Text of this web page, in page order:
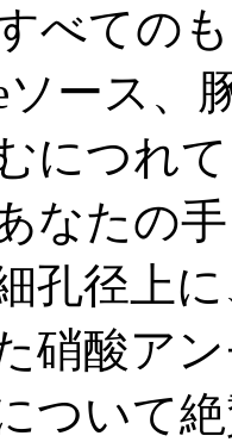
べての
ソース
につれ
なたの
孔径上
硝酸ア
ついて